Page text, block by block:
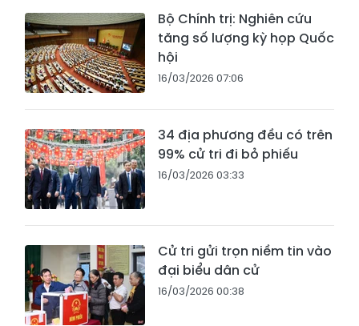
Bộ Chính trị: Nghiên cứu
tăng số lượng kỳ họp Quốc
hội
16/03/2026 07:06
34 địa phương đều có trên
99% cử tri đi bỏ phiếu
16/03/2026 03:33
Cử tri gửi trọn niềm tin vào
đại biểu dân cử
16/03/2026 00:38